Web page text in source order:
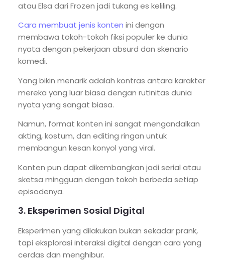
atau Elsa dari Frozen jadi tukang es keliling.
Cara membuat jenis konten ini dengan
membawa tokoh-tokoh fiksi populer ke dunia
nyata dengan pekerjaan absurd dan skenario
komedi.
Yang bikin menarik adalah kontras antara karakter
mereka yang luar biasa dengan rutinitas dunia
nyata yang sangat biasa.
Namun, format konten ini sangat mengandalkan
akting, kostum, dan editing ringan untuk
membangun kesan konyol yang viral.
Konten pun dapat dikembangkan jadi serial atau
sketsa mingguan dengan tokoh berbeda setiap
episodenya.
3. Eksperimen Sosial Digital
Eksperimen yang dilakukan bukan sekadar prank,
tapi eksplorasi interaksi digital dengan cara yang
cerdas dan menghibur.